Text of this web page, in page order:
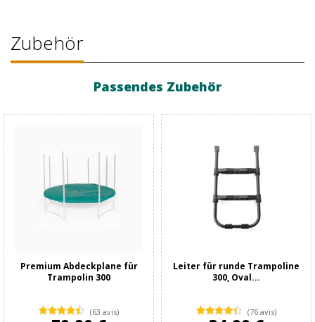
Zubehör
Passendes Zubehör
Premium Abdeckplane für
Trampolin 300
(63 avis)
Leiter für runde Trampoline
300, Oval...
(76 avis)